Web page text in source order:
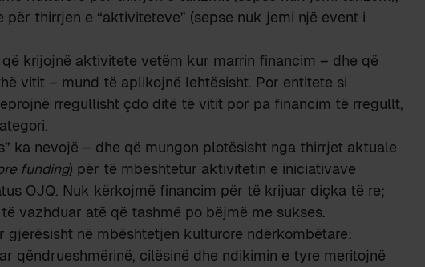
për thirrjen e “aktiviteteve” (sepse nuk jemi një event i
krijojnë aktivitete vetëm kur marrin financim – dhe që
vitit – mund të aplikojnë lehtësisht. Por entitete si
rregullisht çdo ditë të vitit por pa financim të rregullt,
ka nevojë – dhe që mungon plotësisht nga thirrjet aktuale
funding) për të mbështetur aktivitetin e iniciativave
OJQ. Nuk kërkojmë financim për të krijuar diçka të re;
vazhduar atë që tashmë po bëjmë me sukses.
gjerësisht në mbështetjen kulturore ndërkombëtare:
qëndrueshmërinë, cilësinë dhe ndikimin e tyre meritojnë